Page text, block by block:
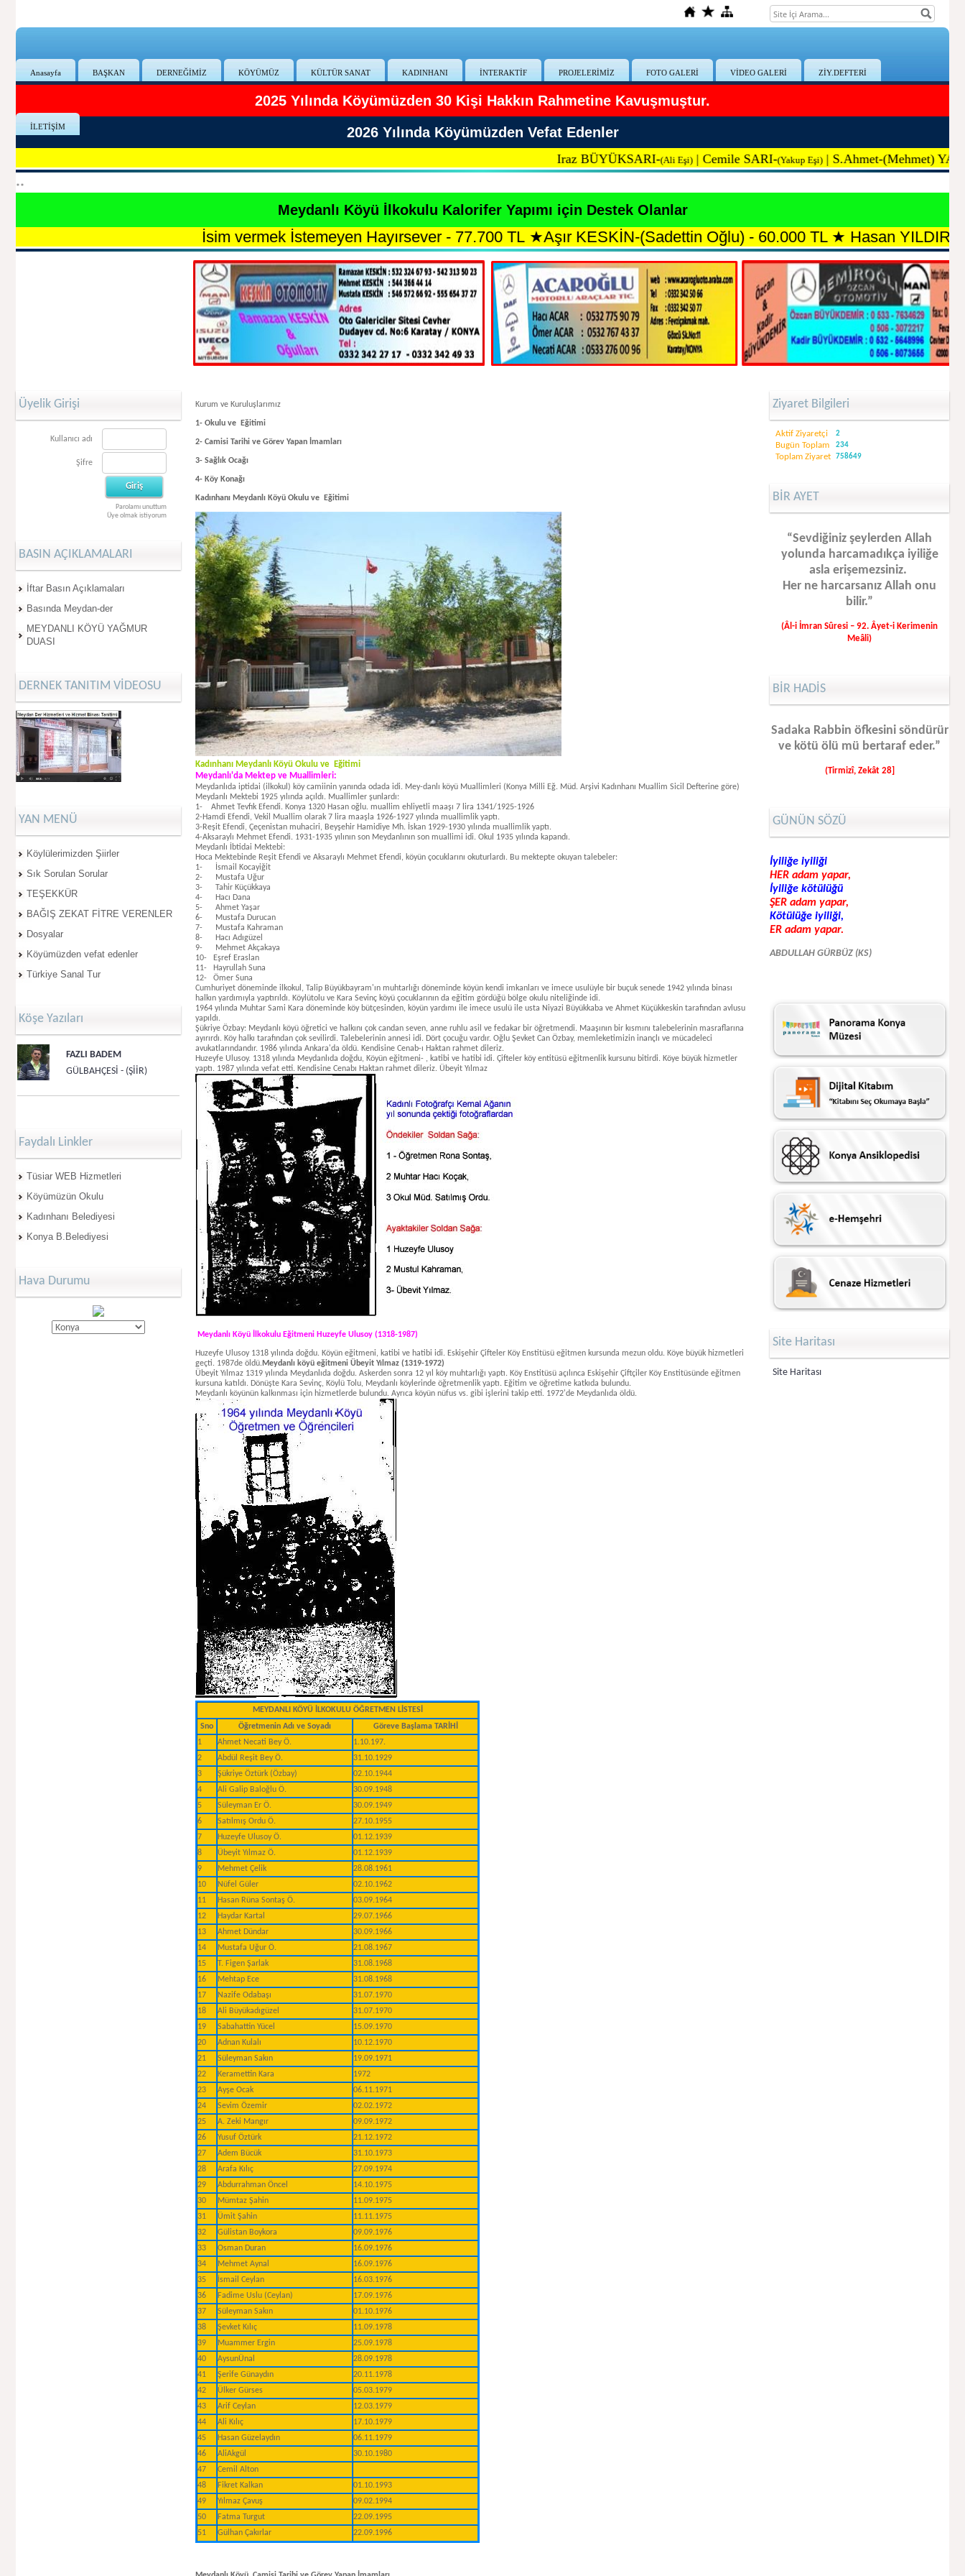
Anasayfa BAŞKAN DERNEĞİMİZ KÖYÜMÜZ KÜLTÜR SANAT KADINHANI İNTERAKTİF PROJELERİMİZ FOTO GALERİ VİDEO GALERİ ZİY.DEFTERİ
İLETİŞİM
2025 Yılında Köyümüzden 30 Kişi Hakkın Rahmetine Kavuşmuştur.
2026 Yılında Köyümüzden Vefat Edenler
Iraz BÜYÜKSARI- (Ali Eşi) |Cemile SARI- (Yakup Eşi) |S.Ahmet-(Mehmet) YAŞAR-(Mehmet Oğlu)
**
Meydanlı Köyü İlkokulu Kalorifer Yapımı için Destek Olanlar
İsim vermek İstemeyen Hayırsever - 77.700 TL★Aşır KESKİN-(Sadettin Oğlu) - 60.000 TL★Hasan YILDIRIM - 51.000 TL★
Üyelik Girişi
Kullanıcı adı
Şifre
Parolamı unuttum
Üye olmak istiyorum
BASIN AÇIKLAMALARI
İftar Basın Açıklamaları
Basında Meydan-der
MEYDANLI KÖYÜ YAĞMUR
DUASI
DERNEK TANITIM VİDEOSU
YAN MENÜ
Köylülerimizden Şiirler
Sık Sorulan Sorular
TEŞEKKÜR
BAĞIŞ ZEKAT FİTRE VERENLER
Dosyalar
Köyümüzden vefat edenler
Türkiye Sanal Tur
Köşe Yazıları
FAZLI BADEM
GÜLBAHÇESİ - (ŞİİR)
Faydalı Linkler
Tüsiar WEB Hizmetleri
Köyümüzün Okulu
Kadınhanı Belediyesi
Konya B.Belediyesi
Hava Durumu
Kurum ve Kuruluşlarımız
1- Okulu ve Eğitimi
2- Camisi Tarihi ve Görev Yapan İmamları
3- Sağlık Ocağı
4- Köy Konağı
Kadınhanı Meydanlı Köyü Okulu ve Eğitimi
Kadınhanı Meydanlı Köyü Okulu ve Eğitimi
Meydanlı'da Mektep ve Muallimleri:
Meydanlıda iptidai (ilkokul) köy camiinin yanında odada idi. Mey-danlı köyü Muallimleri (Konya Milli Eğ. Müd. Arşivi Kadınhanı Muallim Sicil Defterine göre)
Meydanlı Mektebi 1925 yılında açıldı. Muallimler şunlardı:
1-
Ahmet Tevfık Efendi. Konya 1320 Hasan oğlu. muallim ehliyetli maaşı 7 lira 1341/1925-1926
2-Hamdi Efendi, Vekil Muallim olarak 7 lira maaşla 1926-1927 yı­ lında muallimlik yaptı.
3-Reşit Efendi, Çeçenistan muhaciri, Beyşehir Hamidiye Mh. İskan 1929-1930 yılında muallimlik yaptı.
4-Aksaraylı Mehmet Efendi. 1931-1935 yılının son Meydanlının son muallimi idi. Okul 1935 yılında kapandı.
Meydanlı İbtidai Mektebi:
Hoca Mektebinde Reşit Efendi ve Aksaraylı Mehmet Efendi, köyün çocuklarını okuturlardı. Bu mektepte okuyan talebeler:
1-
İsmail Kocayiğit
2-
Mustafa Uğur
3-
Tahir Küçükkaya
4-
Hacı Da­na
5-
Ahmet Yaşar
6-
Mustafa Durucan
7-
Mustafa Kahraman
8-
Hacı Adıgüzel
9-
Mehmet Akçakaya
10-
Eşref Eraslan
11-
Hayrullah Suna
12-
Ömer Suna
Cumhuriyet döneminde ilkokul, Talip Büyükbayram'ın muhtarlığı dö­neminde köyün kendi imkanları ve imece usulüyle bir buçuk senede 1942 yılında binası
halkın yardımıyla yaptırıldı. Köylütolu ve Kara Sevinç köyü çocuklarının da eğitim gördüğü bölge okulu niteliğinde idi.
1964 yılında Muhtar Sami Kara döneminde köy bütçesinden, köyün yardımı ile imece usulü ile usta Niyazi Büyükkaba ve Ahmet Küçükkeskin tarafından avlusu
yapıldı.
Şükriye Özbay: Meydanlı köyü öğretici ve halkını çok candan seven, anne ruhlu asil ve fedakar bir öğretmendi. Maaşının bir kısmını talebelerinin masraflarına
ayırırdı. Köy halkı tarafından çok sevilirdi. Talebelerinin annesi idi. Dört çocuğu vardır. Oğlu Şevket Can Özbay, memleketimizin inançlı ve mücadeleci
avukatlarındandır. 1986 yılında Ankara'da öldü. Kendisine Cenab-ı Haktan rahmet dileriz.
Huzeyfe Ulusoy. 1318 yılında Meydanlıda doğdu, Köyün eğitmeni- , katibi ve hatibi idi. Çifteler köy entitüsü eğitmenlik kursunu bitirdi. Köye büyük hizmetler
yaptı. 1987 yılında vefat etti. Kendisine Cenabı Haktan rah­met dileriz. Übeyit Yılmaz
Meydanlı Köyü İlkokulu Eğitmeni Huzeyfe Ulusoy (1318-1987)
Huzeyfe Ulusoy 1318 yılında doğdu. Köyün eğitmeni, katibi ve hatibi idi. Eskişehir Çifteler Köy Enstitüsü eğitmen kursunda mezun oldu. Köye büyük hizmetleri
geçti. 1987de öldü. Meydanlı köyü eğitmeni Übeyit Yılmaz (1319-1972)
Übeyit Yılmaz 1319 yılında Meydanlıda doğdu. Askerden sonra 12 yıl köy muhtarlığı yaptı. Köy Enstitüsü açılınca Eskişehir Çiftçiler Köy Enstitü­sünde eğitmen
kursuna katıldı. Dönüşte Kara Sevinç, Köylü Tolu, Meydanlı köylerinde öğretmenlik yaptı. Eğitim ve öğretime katkıda bulundu.
Meydanlı köyünün kalkınması için hizmetlerde bulundu. Ayrıca kö­yün nüfus vs. gibi işlerini takip etti. 1972'de Meydanlıda öldü.
MEYDANLI KÖYÜ İLKOKULU ÖĞRETMEN LİSTESİ
Sno
Öğretmenin Adı ve Soyadı
Göreve Başlama TARİHİ
1
Ahmet Necati Bey Ö.
1.10.197.
2
Abdül Reşit Bey Ö.
31.10.1929
3
Şükriye Öztürk (Özbay)
02.10.1944
4
Ali Galip Baloğlu Ö.
30.09.1948
5
Süleyman Er Ö.
30.09.1949
6
Satılmış Ordu Ö.
27.10.1955
7
Huzeyfe Ulusoy Ö.
01.12.1939
8
Übeyit Yılmaz Ö.
01.12.1939
9
Mehmet Çelik
28.08.1961
10
Nüfel Güler
02.10.1962
11
Hasan Rüna Sontaş Ö.
03.09.1964
12
Haydar Kartal
29.07.1966
13
Ahmet Dündar
30.09.1966
14
Mustafa Uğur Ö.
21.08.1967
15
T. Figen Şarlak
31.08.1968
16
Mehtap Ece
31.08.1968
17
Nazife Odabaşı
31.07.1970
18
Ali Büyükadıgüzel
31.07.1970
19
Sabahattin Yücel
15.09.1970
20
Adnan Kulalı
10.12.1970
21
Süleyman Sakın
19.09.1971
22
Keramettin Kara
1972
23
Ayşe Ocak
06.11.1971
24
Sevim Özemir
02.02.1972
25
A. Zeki Mangır
09.09.1972
26
Yusuf Öztürk
21.12.1972
27
Adem Bücük
31.10.1973
28
Arafa Kılıç
27.09.1974
29
Abdurrahman Öncel
14.10.1975
30
Mümtaz Şahin
11.09.1975
31
Ümit Şahin
11.11.1975
32
Gülistan Boykora
09.09.1976
33
Osman Duran
16.09.1976
34
Mehmet Aynal
16.09.1976
35
İsmail Ceylan
16.03.1976
36
Fadime Uslu (Ceylan)
17.09.1976
37
Süleyman Sakın
01.10.1976
38
Şevket Kılıç
11.09.1978
39
Muammer Ergin
25.09.1978
40
AysunÜnal
28.09.1978
41
Şerife Günaydın
20.11.1978
42
Ülker Gürses
05.03.1979
43
Arif Ceylan
12.03.1979
44
Ali Kılıç
17.10.1979
45
Hasan Güzelaydın
06.11.1979
46
AliAkgül
30.10.1980
47
Cemil Alton
48
Fikret Kalkan
01.10.1993
49
Yılmaz Çavuş
09.02.1994
50
Fatma Turgut
22.09.1995
51
Gülhan Çakırlar 22.09.1996
Ziyaret Bilgileri
Aktif Ziyaretçi 2
Bugün Toplam 234
Toplam Ziyaret 758649
BİR AYET
“Sevdiğiniz şeylerden Allah
yolunda harcamadıkça iyiliğe
asla erişemezsiniz.
Her ne harcarsanız Allah onu
bilir.”
(Âl-i İmran Sûresi – 92. Âyet-i Kerimenin
Meâli)
BİR HADİS
Sadaka Rabbin öfkesini söndürür
ve kötü ölü mü bertaraf eder.”
(Tirmizî, Zekât 28]
GÜNÜN SÖZÜ
İyiliğe iyiliği
HER adam yapar,
İyiliğe kötülüğü
ŞER adam yapar,
Kötülüğe iyiliği,
ER adam yapar.
ABDULLAH GÜRBÜZ (KS)
Site Haritası
Site Haritası